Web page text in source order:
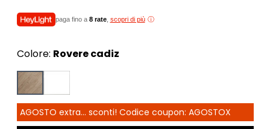
paga fino a 8 rate, scopri di più
Colore: Rovere cadiz
AGOSTO extra... sconti! Codice coupon: AGOSTOX